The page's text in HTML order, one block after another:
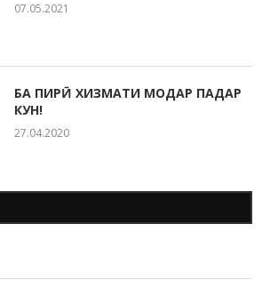
07.05.2021
БА ПИРӢ ХИЗМАТИ МОДАР ПАДАР
КУН!
27.04.2020